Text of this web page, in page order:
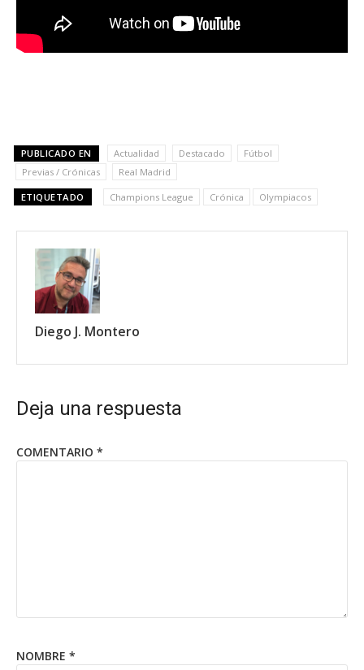
PUBLICADO EN Actualidad Destacado
Fútbol
Previas / Crónicas
Real Madrid
ETIQUETADO Champions League Crónica Olympiacos
Diego J. Montero
Deja una respuesta
COMENTARIO *
NOMBRE *